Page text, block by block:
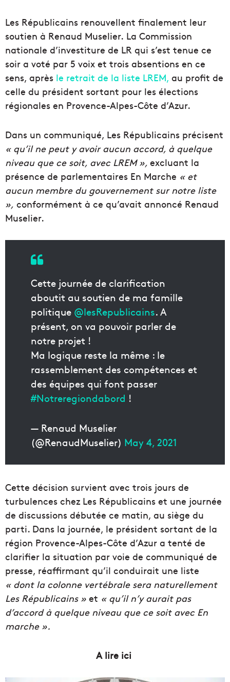
Les Républicains renouvellent finalement leur
soutien à Renaud Muselier. La Commission
nationale d’investiture de LR qui s’est tenue ce
soir a voté par 5 voix et trois absentions en ce
sens, après le retrait de la liste LREM, au profit de
celle du président sortant pour les élections
régionales en Provence-Alpes-Côte d’Azur.
Dans un communiqué, Les Républicains précisent
« qu’il ne peut y avoir aucun accord, à quelque
niveau que ce soit, avec LREM », excluant la
présence de parlementaires En Marche « et
aucun membre du gouvernement sur notre liste
», conformément à ce qu’avait annoncé Renaud
Muselier.
Cette journée de clarification
aboutit au soutien de ma famille
politique @lesRepublicains. A
présent, on va pouvoir parler de
notre projet !
Ma logique reste la même : le
rassemblement des compétences et
des équipes qui font passer
#Notreregiondabord !
— Renaud Muselier
(@RenaudMuselier) May 4, 2021
Cette décision survient avec trois jours de
turbulences chez Les Républicains et une journée
de discussions débutée ce matin, au siège du
parti. Dans la journée, le président sortant de la
région Provence-Alpes-Côte d’Azur a tenté de
clarifier la situation par voie de communiqué de
presse, réaffirmant qu’il conduirait une liste
« dont la colonne vertébrale sera naturellement
Les Républicains » et « qu’il n’y aurait pas
d’accord à quelque niveau que ce soit avec En
marche ».
A lire ici